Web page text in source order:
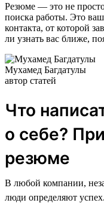
Резюме — это не
поиска работы. Это ваш
контакта, от которой
ли узнать вас ближе,
Мухамед Багдатулы
автор статей
Что
о себе?
резюме
В любой компании,
люди определяют